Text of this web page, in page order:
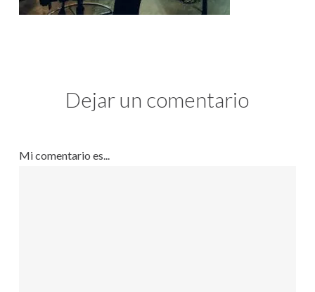
Dejar un comentario
Mi comentario es...